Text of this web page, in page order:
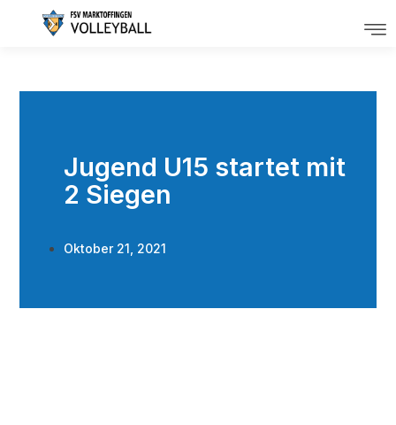
Jugend U15 startet mit
2 Siegen
Oktober 21, 2021